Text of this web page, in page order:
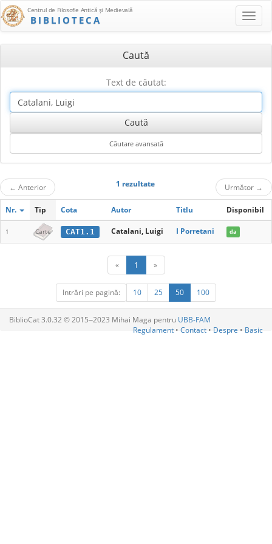
Centrul de Filosofie Antică şi Medievală
BIBLIOTECA
Caută
Text de căutat:
← Anterior 1 rezultate Următor →
Nr. Tip Cota Autor Titlu Disponibil
1 Carte CAT1.1 Catalani, Luigi I Porretani da
« 1 »
Intrări pe pagină: 10 25 50 100
BiblioCat 3.0.32 © 2015‒2023 Mihai Maga pentru UBB-FAM
Regulament • Contact • Despre • Basic